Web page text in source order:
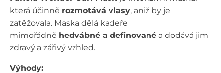
která účinně rozmotává vlasy, aniž by je
zatěžovala. Maska dělá kadeře
mimořádně hedvábné a definované a dodává jim
zdravý a zářivý vzhled.
Výhody: